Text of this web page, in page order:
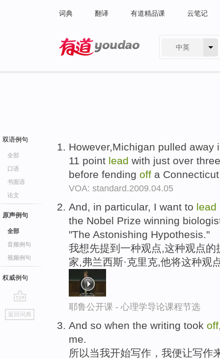
词典 翻译 有道精品课 云笔记
中英
双语例句
全部
口语
书面语
论文
原声例句
全部
音频例句
视频例句
权威例句
go
top
返回词典
However,Michigan pulled
11 point lead with just over
before fending off a
VOA: standard.2009.04.05
And, in particular, I want to lead
the Nobel Prize winning
"The Astonishing Hypothesis."
我想先提到一种观点,这种观点
家,弗兰西斯·克里克,他将这种观
耶鲁公开课 - 心理学导论课程节选
And so when the writing took off
me.
所以当我开始写作，我便让写作